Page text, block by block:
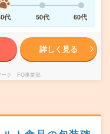
代 50代 60代
詳しく見る
ーク FO事業部